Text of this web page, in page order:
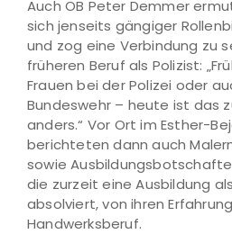
Auch OB Peter Demmer
sich jenseits gängiger
und zog eine Verbindung zu
früheren Beruf als Polizist:
Frauen bei der Polizei oder
Bundeswehr – heute ist das
anders.“ Vor Ort im Esther-
berichteten dann auch
sowie
die zurzeit eine Ausbildung
absolviert, von ihren
Handwerksberuf.